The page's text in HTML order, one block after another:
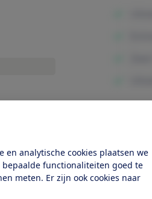
en analytische cookies plaatsen we
functionaliteiten goed te
meten. Er zijn ook cookies naar
test?